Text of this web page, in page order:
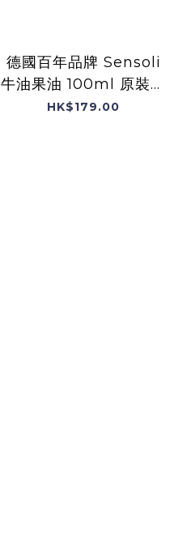
德國百年品牌 Sensoli
牛油果油 100ml 原裝英
國進口
HK$179.00